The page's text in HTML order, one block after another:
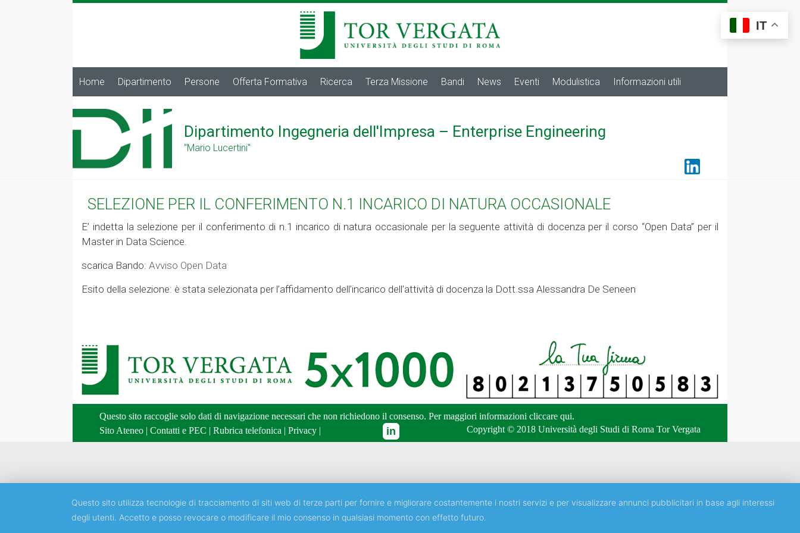
Home Dipartimento Persone Offerta Formativa Ricerca Terza Missione Bandi News Eventi Modulistica Informazioni utili
Dipartimento Ingegneria dell'Impresa – Enterprise Engineering
"Mario Lucertini"
SELEZIONE PER IL CONFERIMENTO N.1 INCARICO DI NATURA OCCASIONALE
E’ indetta la selezione per il conferimento di n.1 incarico di natura occasionale per la seguente attività di docenza per il corso “Open Data” per il
Master in Data Science.
scarica Bando: Avviso Open Data
Esito della selezione: è stata selezionata per l’affidamento dell’incarico dell’attività di docenza la Dott.ssa Alessandra De Seneen
Questo sito raccoglie solo dati di navigazione necessari che non richiedono il consenso. Per maggiori informazioni cliccare qui.
Sito Ateneo | Contatti e PEC | Rubrica telefonica | Privacy | Copyright © 2018 Università degli Studi di Roma Tor Vergata
IT
Questo sito utilizza tecnologie di tracciamento di siti web di terze parti per fornire e migliorare costantemente i nostri servizi e per visualizzare annunci pubblicitari in base agli interessi
degli utenti. Accetto e posso revocare o modificare il mio consenso in qualsiasi momento con effetto futuro.